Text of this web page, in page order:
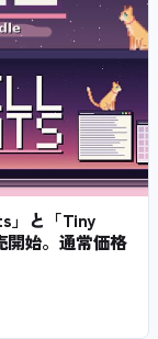
」と「Tiny
開始。通常価格